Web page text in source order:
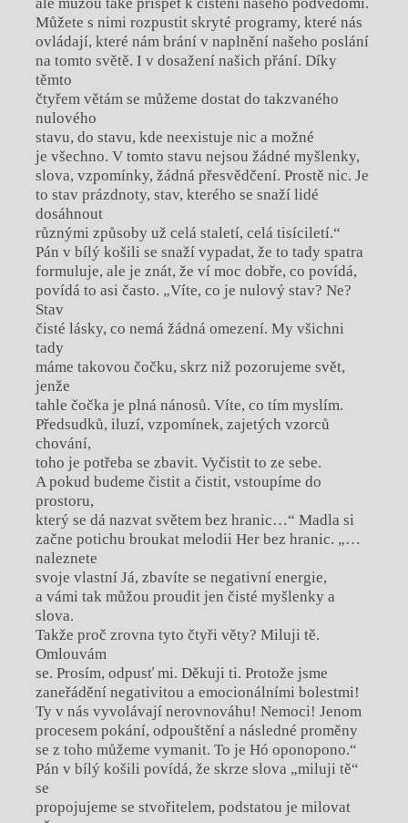
Můžete s nimi rozpustit skryté programy, které nás
ovládají, které nám brání v naplnění našeho poslání
na tomto světě. I v dosažení našich přání. Díky
těmto
čtyřem větám se můžeme dostat do takzvaného
nulového
stavu, do stavu, kde neexistuje nic a možné
je všechno. V tomto stavu nejsou žádné myšlenky,
slova, vzpomínky, žádná přesvědčení. Prostě nic. Je
to stav prázdnoty, stav, kterého se snaží lidé
dosáhnout
různými způsoby už celá staletí, celá tisíciletí.“
Pán v bílý košili se snaží vypadat, že to tady spatra
formuluje, ale je znát, že ví moc dobře, co povídá,
povídá to asi často. „Víte, co je nulový stav? Ne?
Stav
čisté lásky, co nemá žádná omezení. My všichni
tady
máme takovou čočku, skrz niž pozorujeme svět,
jenže
tahle čočka je plná nánosů. Víte, co tím myslím.
Předsudků, iluzí, vzpomínek, zajetých vzorců
chování,
toho je potřeba se zbavit. Vyčistit to ze sebe.
A pokud budeme čistit a čistit, vstoupíme do
prostoru,
který se dá nazvat světem bez hranic…“ Madla si
začne potichu broukat melodii Her bez hranic. „…
naleznete
svoje vlastní Já, zbavíte se negativní energie,
a vámi tak můžou proudit jen čisté myšlenky a
slova.
Takže proč zrovna tyto čtyři věty? Miluji tě.
Omlouvám
se. Prosím, odpusť mi. Děkuji ti. Protože jsme
zaneřádění negativitou a emocionálními bolestmi!
Ty v nás vyvolávají nerovnováhu! Nemoci! Jenom
procesem pokání, odpouštění a následné proměny
se z toho můžeme vymanit. To je Hó oponopono.“
Pán v bílý košili povídá, že skrze slova „miluji tě“
se
propojujeme se stvořitelem, podstatou je milovat